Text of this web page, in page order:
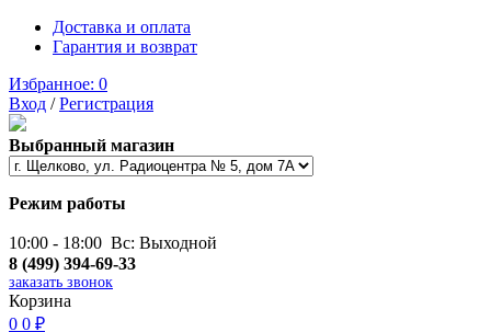
Доставка и оплата
Гарантия и возврат
Избранное: 0
Вход /Регистрация
Выбранный магазин
Режим работы
10:00 - 18:00 Вс: Выходной
8 (499) 394-69-33
заказать звонок
Корзина
0 0 ₽